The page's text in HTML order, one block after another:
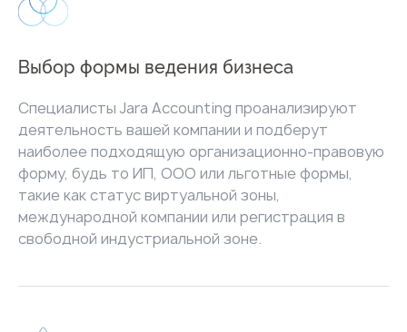
Выбор формы ведения бизнеса
Специалисты Jara Accounting проанализируют
деятельность вашей компании и подберут
наиболее подходящую организационно-правовую
форму, будь то ИП, ООО или льготные формы,
такие как статус виртуальной зоны,
международной компании или регистрация в
свободной индустриальной зоне.